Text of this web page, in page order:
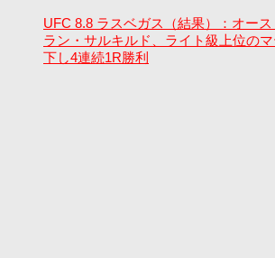
UFC 8.8 ラスベガス（結果）：オー
ラン・サルキルド、ライト級上位の
下し4連続1R勝利